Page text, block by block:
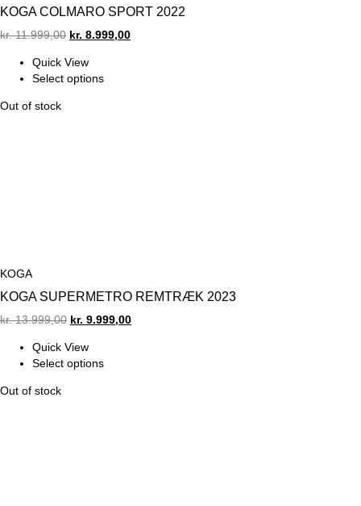
KOGA COLMARO SPORT 2022
kr.11.999,00 Original
was:
kr. 11.999,00.
kr. 8.999,00Current
Quick View
Select options
Out of stock
KOGA
KOGA SUPERMETRO REMTRÆK 2023
kr.13.999,00 Original
was:
kr. 13.999,00.
kr. 9.999,00Current
Quick View
Select options
Out of stock